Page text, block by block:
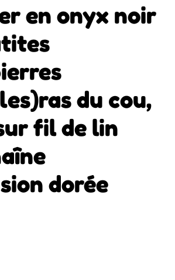
en onyx noir
du cou,
fil de lin
dorée